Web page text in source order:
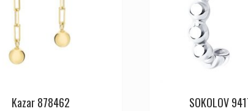
Kazar 878462 SOKOLOV